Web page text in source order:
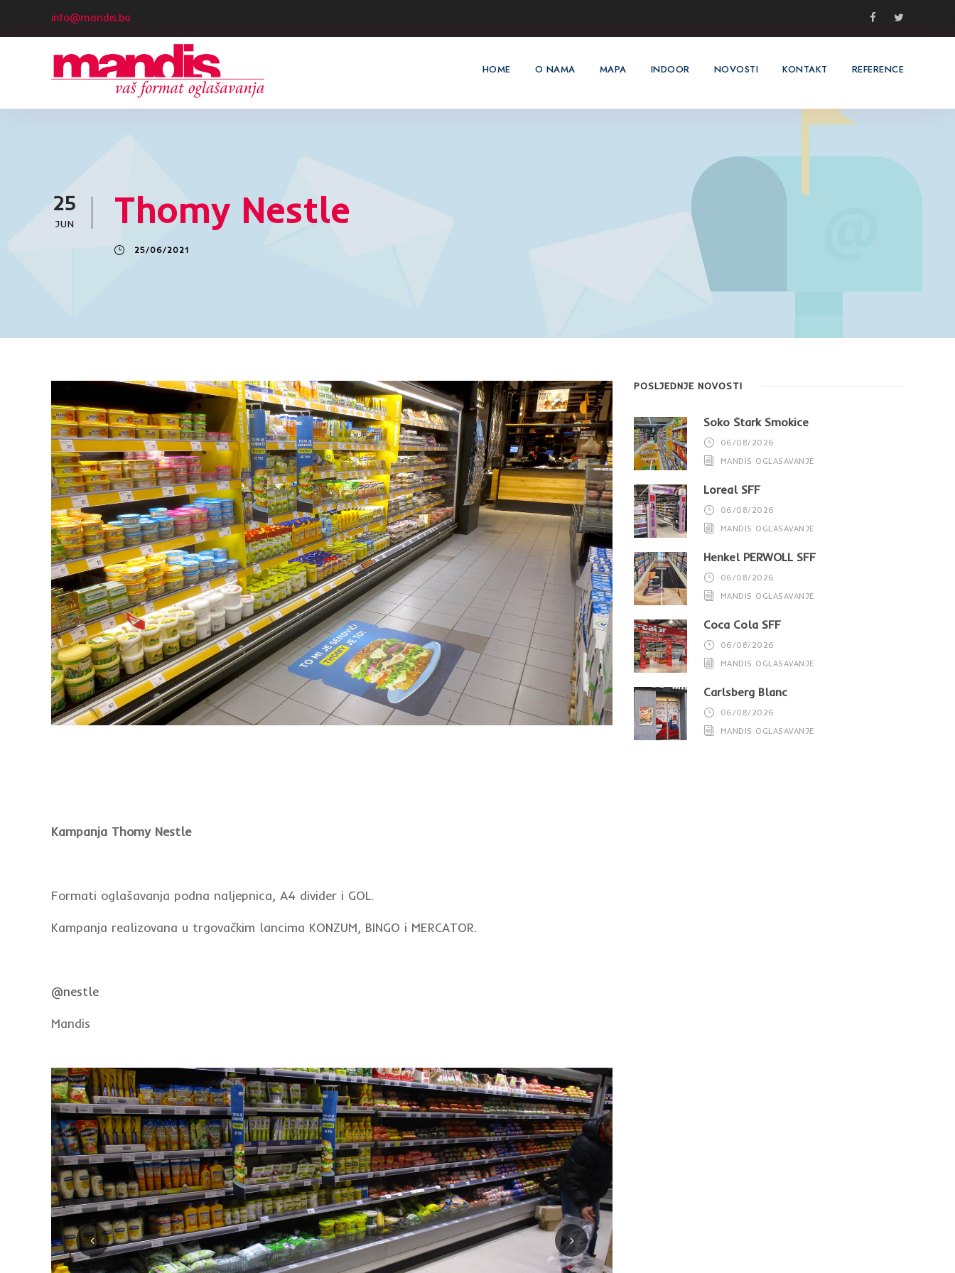
info@mandis.ba
HOME O NAMA MAPA INDOOR NOVOSTI KONTAKT REFERENCE
25
JUN Thomy Nestle
25/06/2021
Kampanja Thomy Nestle
Formati oglašavanja podna naljepnica, A4 divider i GOL.
Kampanja realizovana u trgovačkim lancima KONZUM, BINGO i MERCATOR.
@nestle
Mandis
POSLJEDNJE NOVOSTI
Soko Štark Smokice
06/08/2026
MANDIS OGLASAVANJE
Loreal SFF
06/08/2026
MANDIS OGLASAVANJE
Henkel PERWOLL SFF
06/08/2026
MANDIS OGLASAVANJE
Coca Cola SFF
06/08/2026
MANDIS OGLASAVANJE
Carlsberg Blanc
06/08/2026
MANDIS OGLASAVANJE